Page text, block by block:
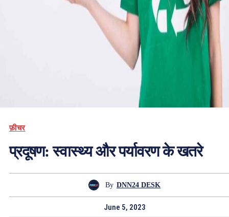
फ़ीचर
प्रदूषण: स्वास्थ्य और पर्यावरण के खतरे
By DNN24 DESK
June 5, 2023